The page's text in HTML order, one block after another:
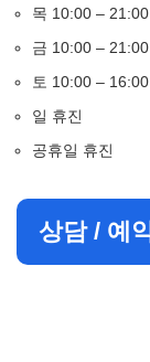
목 10:00 –
금 10:00 –
토 10:00 –
일 휴진
공휴일 휴진
상담 / 예